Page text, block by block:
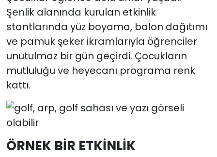
Şenlik alanında kurulan etkinlik
stantlarında yüz boyama, balon dağıtımı
ve pamuk şeker ikramlarıyla öğrenciler
unutulmaz bir gün geçirdi. Çocukların
mutluluğu ve heyecanı programa renk
kattı.
ÖRNEK BİR ETKİNLİK